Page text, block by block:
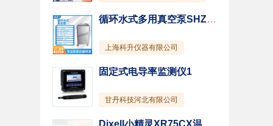
循环水式多用真空泵SHZ-95A
上海科升仪器有限公司
固定式电导率监测仪1
甘丹科技河北有限公司